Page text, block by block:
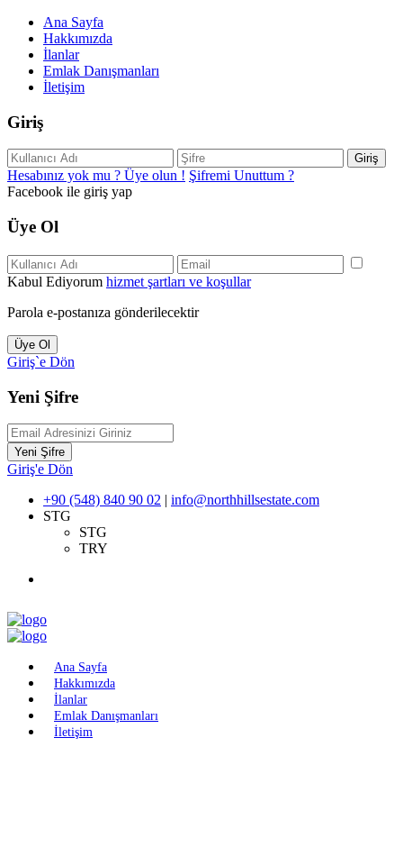
Ana Sayfa
Hakkımızda
İlanlar
Emlak Danışmanları
İletişim
Giriş
Giriş
Hesabınız yok mu ? Üye olun ! Şifremi Unuttum ?
Facebook ile giriş yap
Üye Ol
Kabul Ediyorum hizmet şartları ve koşullar
Parola e-postanıza gönderilecektir
Üye Ol
Giriş`e Dön
Yeni Şifre
Yeni Şifre
Giriş'e Dön
+90 (548) 840 90 02 | info@northhillsestate.com
STG
STG
TRY
Ana Sayfa
Hakkımızda
İlanlar
Emlak Danışmanları
İletişim